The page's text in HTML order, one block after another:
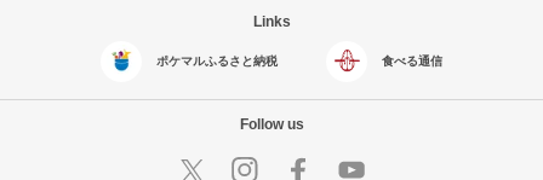
Links
ポケマルふるさと納税 食べる通信
Follow us